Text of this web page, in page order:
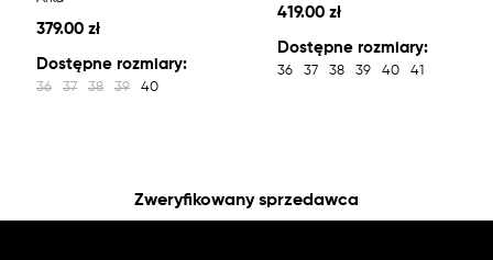
379.00 zł
Dostępne rozmiary:
36 37 38 39 40
419.00 zł
Dostępne rozmiary:
36 37 38 39 40 41
Zweryfikowany sprzedawca